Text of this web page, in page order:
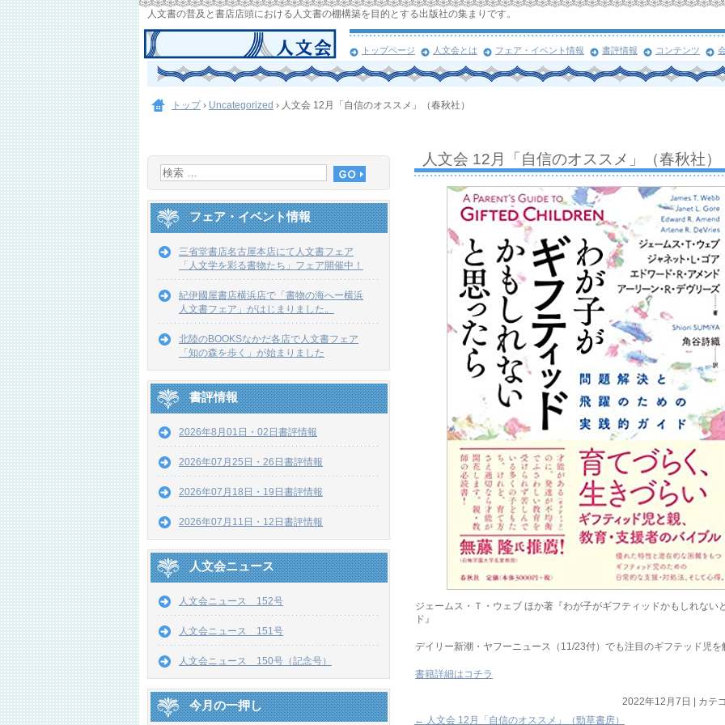
人文書の普及と書店店頭における人文書の棚構築を目的とする出版社の集まりです。
トップページ 人文会とは フェア・イベント情報 書評情報 コンテンツ
トップ › Uncategorized › 人文会 12月「自信のオススメ」（春秋社）
人文会 12月「自信のオススメ」（春秋社）
ジェームス・Ｔ・ウェブ ほか著『わが子がギフティッドかもしれな
ド』
デイリー新潮・ヤフーニュース（11/23付）でも注目のギフテッド児
書籍詳細はコチラ
2022年12月7日
カテ
← 人文会 12月「自信のオススメ」（勁草書房）
フェア・イベント情報
三省堂書店名古屋本店にて人文書フェア
「人文学を彩る書物たち」フェア開催中！
紀伊國屋書店横浜店で「書物の海へー横浜
人文書フェア」がはじまりました。
北陸のBOOKSなかだ各店で人文書フェア
「知の森を歩く」が始まりました
書評情報
2026年8月01日・02日書評情報
2026年07月25日・26日書評情報
2026年07月18日・19日書評情報
2026年07月11日・12日書評情報
人文会ニュース
人文会ニュース 152号
人文会ニュース 151号
人文会ニュース 150号（記念号）
今月の一押し